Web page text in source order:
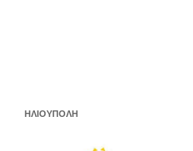
ΗΛΙΟΥΠΟΛΗ